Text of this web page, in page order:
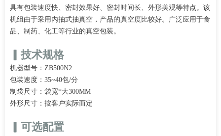
具有包装速度快、密封效果好、密封时间长、外形美观等特点。该
机组由于采用内抽式抽真空，产品的真空度比较好。广泛应用于食
品、制药、化工等行业的真空包装。
▎技术规格
机器型号：ZB500N2
包装速度：35~40包/分
制袋尺寸：袋宽*大300MM
外形尺寸：按客户实际而定
▎可选配置